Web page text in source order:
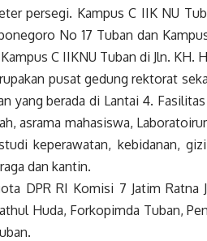
persegi. Kampus C IIK NU
No 17 Tuban dan
C IIKNU Tuban di Jln. KH.
pusat gedung rektorat
yang berada di Lantai 4.
asrama mahasiswa,
keperawatan, kebidanan,
dan kantin.
DPR RI Komisi 7 Jatim Ratna
Huda, Forkopimda Tuban,